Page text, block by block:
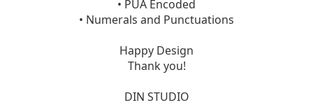
• PUA Encoded
• Numerals and Punctuations
Happy Design
Thank you!
DIN STUDIO